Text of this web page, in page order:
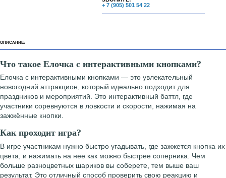
+ 7 (905) 501 54 22
ОПИСАНИЕ:
Что такое Елочка с интерактивными кнопками?
Елочка с интерактивными кнопками — это увлекательный
новогодний аттракцион, который идеально подходит для
праздников и мероприятий. Это интерактивный баттл, где
участники соревнуются в ловкости и скорости, нажимая на
зажжённые кнопки.
Как проходит игра?
В игре участникам нужно быстро угадывать, где зажжется кнопка их
цвета, и нажимать на нее как можно быстрее соперника. Чем
больше разноцветных шариков вы соберете, тем выше ваш
результат. Это отличный способ проверить свою реакцию и